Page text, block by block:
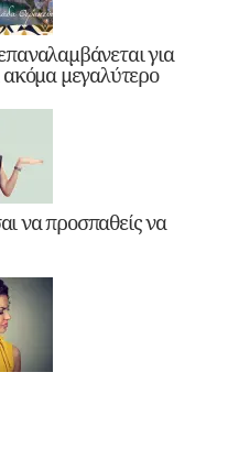
για
ακόμα μεγαλύτερο
να προσπαθείς να